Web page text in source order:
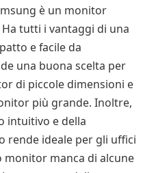
è un monitor
tutti i vantaggi di una
e facile da
una buona scelta per
di piccole dimensioni e
più grande. Inoltre,
intuitivo e della
rende ideale per gli uffici
monitor manca di alcune